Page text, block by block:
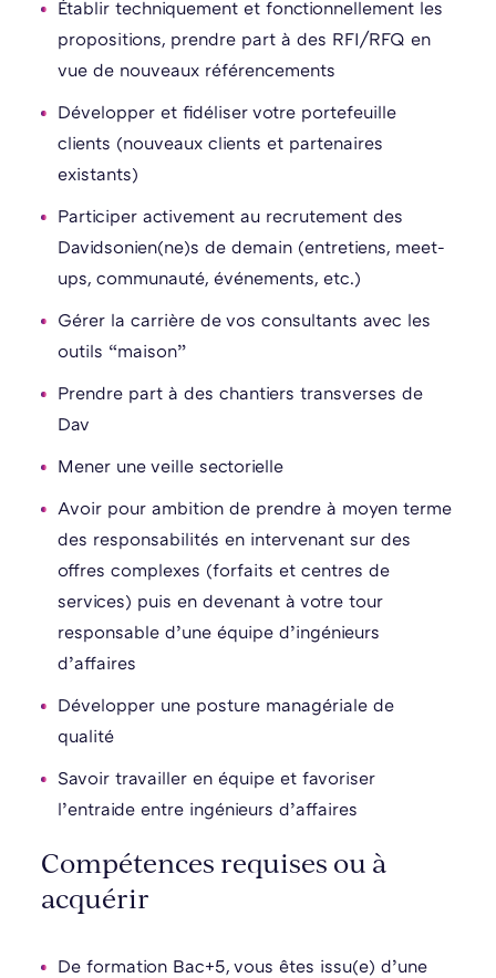
Établir techniquement et fonctionnellement les
propositions, prendre part à des RFI/RFQ en
vue de nouveaux référencements
Développer et fidéliser votre portefeuille
clients (nouveaux clients et partenaires
existants)
Participer activement au recrutement des
Davidsonien(ne)s de demain (entretiens, meet-
ups, communauté, événements, etc.)
Gérer la carrière de vos consultants avec les
outils “maison”
Prendre part à des chantiers transverses de
Dav
Mener une veille sectorielle
Avoir pour ambition de prendre à moyen terme
des responsabilités en intervenant sur des
offres complexes (forfaits et centres de
services) puis en devenant à votre tour
responsable d’une équipe d’ingénieurs
d’affaires
Développer une posture managériale de
qualité
Savoir travailler en équipe et favoriser
l’entraide entre ingénieurs d’affaires
Compétences requises ou à
acquérir
De formation Bac+5, vous êtes issu(e) d’une